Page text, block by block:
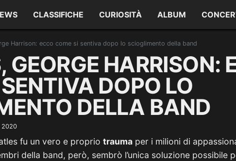
CLASSIFICHE CURIOSITÀ ALBUM
Harrison: ecco come si sentiva dopo lo scioglimento della band
GEORGE HARRISON:
DOPO LO
DELLA BAND
2020
fu un vero e proprio trauma per i milioni di
della band, però, sembrò l’unica soluzione possibile